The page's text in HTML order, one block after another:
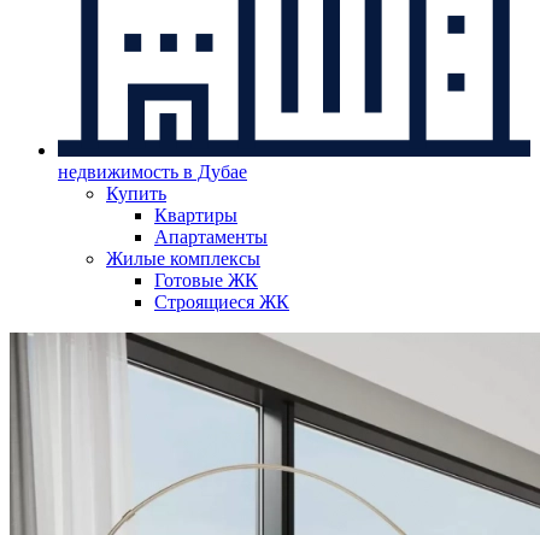
недвижимость в Дубае
Купить
Квартиры
Апартаменты
Жилые комплексы
Готовые ЖК
Строящиеся ЖК